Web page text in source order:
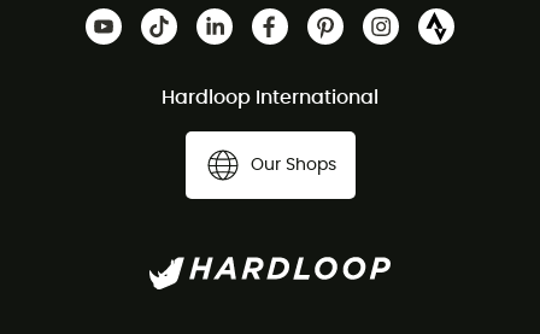
Hardloop International
Our Shops